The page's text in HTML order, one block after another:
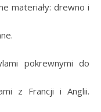
materiały: drewno i
pokrewnymi do
z Francji i Anglii.